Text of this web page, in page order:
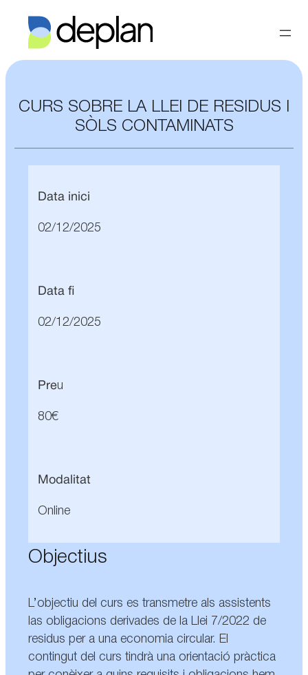
CURS SOBRE LA LLEI DE RESIDUS I
SÒLS CONTAMINATS
Data inici
02/12/2025
Data fi
02/12/2025
Preu
80€
Modalitat
Online
Objectius
L’objectiu del curs es transmetre als assistents
las obligacions derivades de la Llei 7/2022 de
residus per a una economia circular. El
contingut del curs tindrà una orientació pràctica